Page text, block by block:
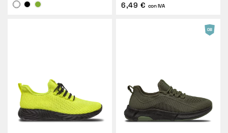
6,49 € con IVA